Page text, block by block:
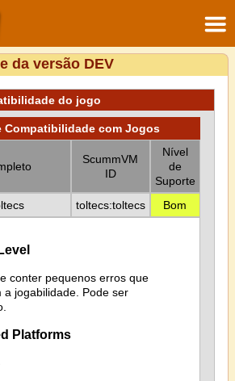
da versão DEV
do jogo
Compatibilidade com Jogos
ScummVM
ID
Nível
de
Suporte
toltecs:toltecs Bom
conter pequenos erros que
a jogabilidade. Pode ser
Platforms